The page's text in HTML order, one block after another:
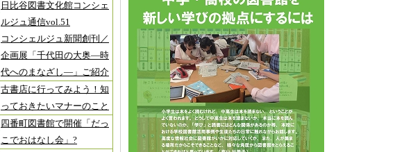
日比谷図書文化館コンシェ
ルジュ通信vol.51
コンシェルジュ新聞創刊／
企画展「千代田の大奥―時
代へのまなざし―」ご紹介
古書店に行ってみよう！知
っておきたいマナーのこと
四番町図書館で開催「だっ
こでおはなし会」?